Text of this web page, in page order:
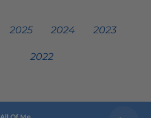
2025 2024 2023
2022